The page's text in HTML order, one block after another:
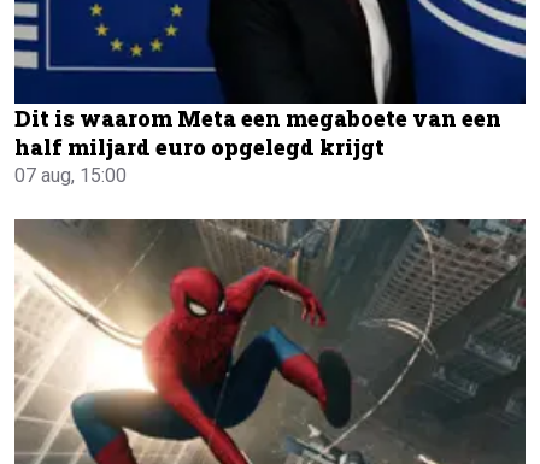
Dit is waarom Meta een megaboete van een
half miljard euro opgelegd krijgt
07 aug, 15:00